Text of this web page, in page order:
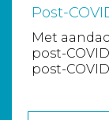
Post-
Met
post-
post-